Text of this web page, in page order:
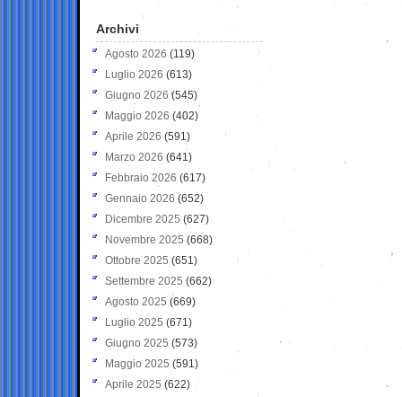
Archivi
Agosto 2026 (119)
Luglio 2026 (613)
Giugno 2026 (545)
Maggio 2026 (402)
Aprile 2026 (591)
Marzo 2026 (641)
Febbraio 2026 (617)
Gennaio 2026 (652)
Dicembre 2025 (627)
Novembre 2025 (668)
Ottobre 2025 (651)
Settembre 2025 (662)
Agosto 2025 (669)
Luglio 2025 (671)
Giugno 2025 (573)
Maggio 2025 (591)
Aprile 2025 (622)